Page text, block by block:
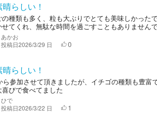
晴らしい！
の種類も多く、粒も大ぶりでとても美味しかった
せてくれ、無駄な時間を過ごすこともありません
あかお
投稿日2026/3/29 日 0
晴らしい！
ら参加させて頂きましたが、イチゴの種類も豊
びで食べてました
ひで
投稿日2026/3/22 日 1